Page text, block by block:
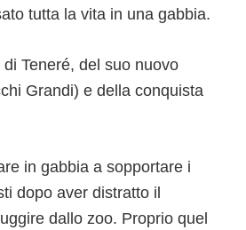
tutta la vita in una gabbia.
Teneré, del suo nuovo
Grandi) e della conquista
in gabbia a sopportare i
dopo aver distratto il
dallo zoo. Proprio quel